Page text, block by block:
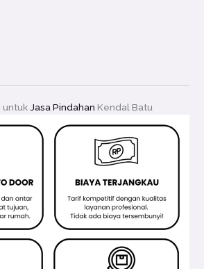
untuk Jasa Pindahan Kendal Batu